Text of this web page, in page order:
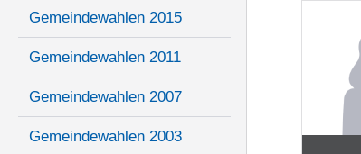
Gemeindewahlen 2015
Gemeindewahlen 2011
Gemeindewahlen 2007
Gemeindewahlen 2003